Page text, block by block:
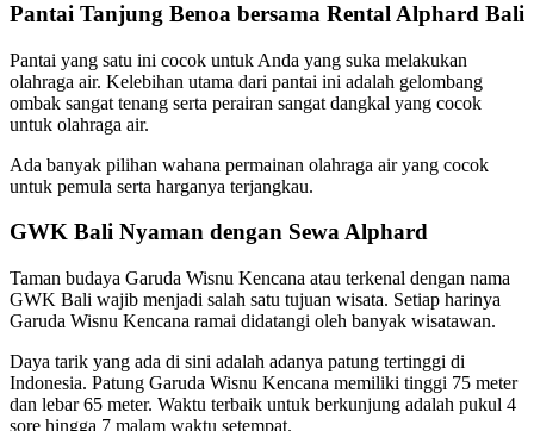
Pantai Tanjung Benoa bersama Rental Alphard Bali
Pantai yang satu ini cocok untuk Anda yang suka melakukan
olahraga air. Kelebihan utama dari pantai ini adalah gelombang
ombak sangat tenang serta perairan sangat dangkal yang cocok
untuk olahraga air.
Ada banyak pilihan wahana permainan olahraga air yang cocok
untuk pemula serta harganya terjangkau.
GWK Bali Nyaman dengan Sewa Alphard
Taman budaya Garuda Wisnu Kencana atau terkenal dengan nama
GWK Bali wajib menjadi salah satu tujuan wisata. Setiap harinya
Garuda Wisnu Kencana ramai didatangi oleh banyak wisatawan.
Daya tarik yang ada di sini adalah adanya patung tertinggi di
Indonesia. Patung Garuda Wisnu Kencana memiliki tinggi 75 meter
dan lebar 65 meter. Waktu terbaik untuk berkunjung adalah pukul 4
sore hingga 7 malam waktu setempat.